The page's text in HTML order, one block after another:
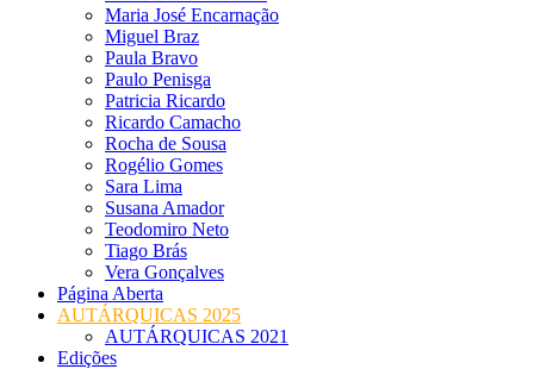
Maria José Encarnação
Miguel Braz
Paula Bravo
Paulo Penisga
Patricia Ricardo
Ricardo Camacho
Rocha de Sousa
Rogélio Gomes
Sara Lima
Susana Amador
Teodomiro Neto
Tiago Brás
Vera Gonçalves
Página Aberta
AUTÁRQUICAS 2025
AUTÁRQUICAS 2021
Edições